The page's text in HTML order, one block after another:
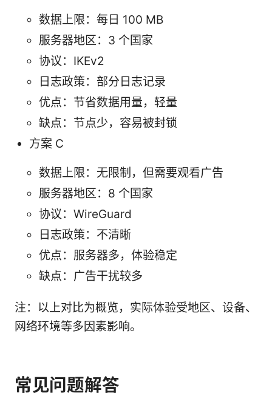
数据上限：每日 100 MB
服务器地区：3 个国家
协议：IKEv2
日志政策：部分日志记录
优点：节省数据用量，轻量
缺点：节点少，容易被封锁
方案 C
数据上限：无限制，但需要观看广告
服务器地区：8 个国家
协议：WireGuard
日志政策：不清晰
优点：服务器多，体验稳定
缺点：广告干扰较多
注：以上对比为概览，实际体验受地区、设备、
网络环境等多因素影响。
常见问题解答